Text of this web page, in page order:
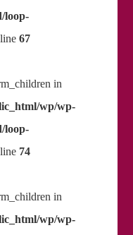
loop-
67
in
wp/wp-
loop-
74
in
wp/wp-